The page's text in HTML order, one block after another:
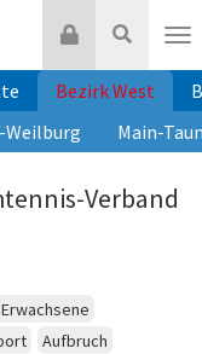
Suche
Login
Bezirk West
Main-
Verband
Aufbruch